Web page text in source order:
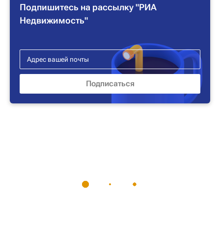
Подпишитесь на рассылку "РИА
Недвижимость"